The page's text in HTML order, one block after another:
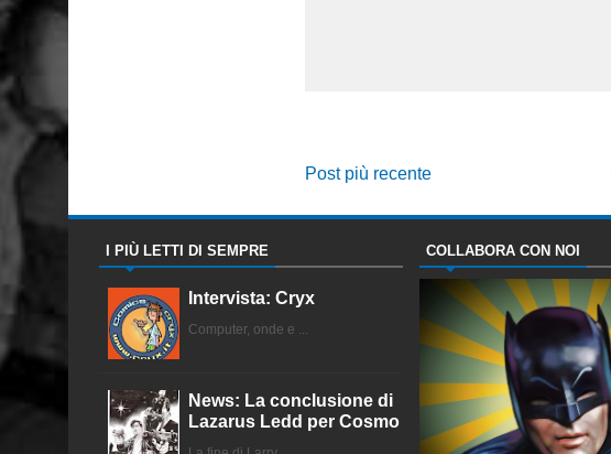
Post più recente
I PIÙ LETTI DI SEMPRE
Intervista: Cryx
Computer, onde e ...
News: La conclusione di
Lazarus Ledd per Cosmo
COLLABORA CON NOI